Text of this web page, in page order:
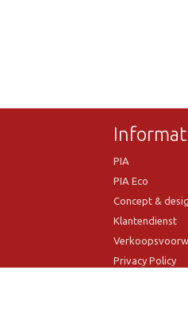
PIA
PIA Eco
Concept &
Klantendienst
Privacy Policy